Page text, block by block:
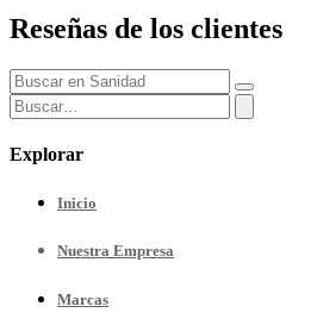
Reseñas de los clientes
Explorar
Inicio
Nuestra Empresa
Marcas